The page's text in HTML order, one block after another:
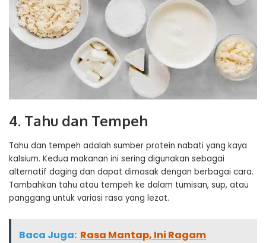
4. Tahu dan Tempeh
Tahu dan tempeh adalah sumber protein nabati yang kaya
kalsium. Kedua makanan ini sering digunakan sebagai
alternatif daging dan dapat dimasak dengan berbagai cara.
Tambahkan tahu atau tempeh ke dalam tumisan, sup, atau
panggang untuk variasi rasa yang lezat.
Baca Juga: Rasa Mantap, Ini Ragam